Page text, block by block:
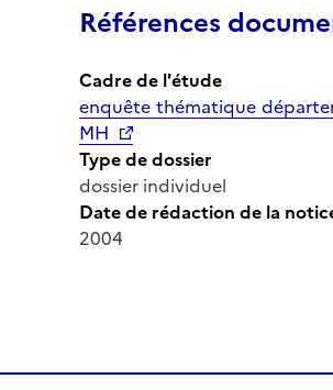
Références
Cadre de l'étude
enquête thématique
MH
Type de dossier
dossier individuel
Date de rédaction de la
2004